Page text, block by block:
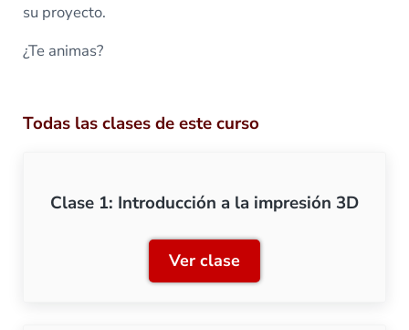
su proyecto.
¿Te animas?
Todas las clases de este curso
Clase 1: Introducción a la impresión 3D
Ver claseClase 1: Introducción a la